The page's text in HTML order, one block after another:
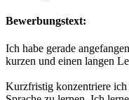
Bewerbungstext:
Ich habe gerade
kurzen und einen langen
Kurzfristig konzentriere